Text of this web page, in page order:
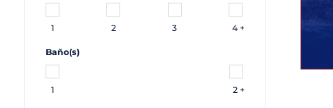
1 2 3 4 +
Baño(s)
1 2 +